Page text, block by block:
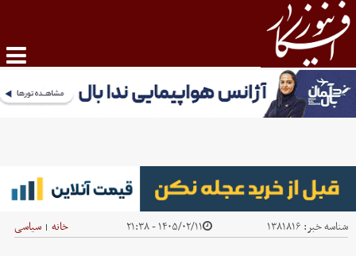
شناسه خبر: ۱۳۸۱۸۱۶ ۱۴۰۵/۰۲/۱۱ - ۲۱:۳۸ خانه | سیاسی